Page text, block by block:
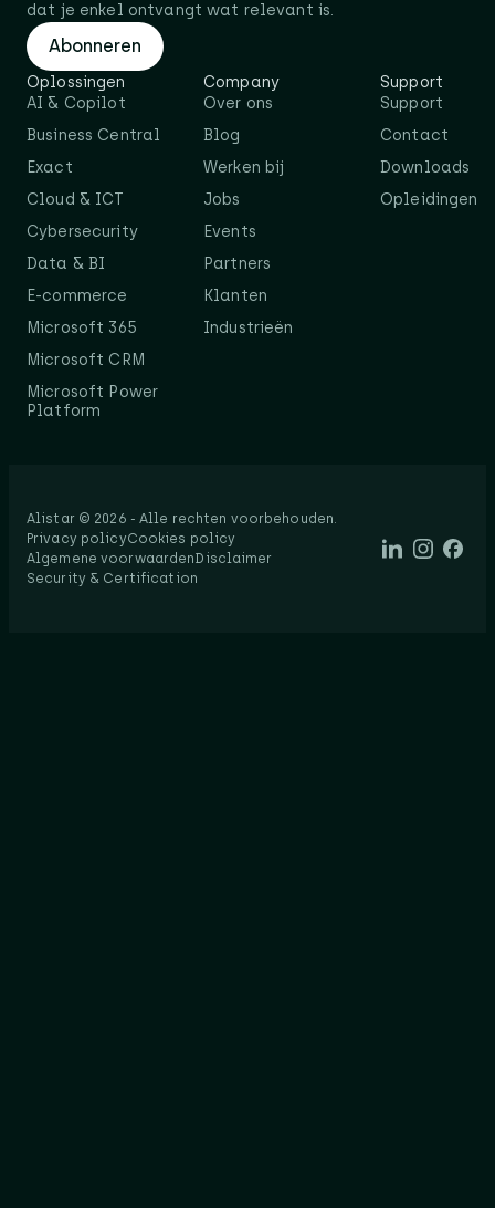
dat je enkel ontvangt wat relevant is.
Abonneren
Oplossingen
AI & Copilot
Business Central
Exact
Cloud & ICT
Cybersecurity
Data & BI
E-commerce
Microsoft 365
Microsoft CRM
Microsoft Power
Platform
Company
Over ons
Blog
Werken bij
Jobs
Events
Partners
Klanten
Industrieën
Support
Support
Contact
Downloads
Opleidingen
Alistar © 2026 - Alle rechten voorbehouden.​
Privacy policyCookies policy
Algemene voorwaardenDisclaimer
Security & Certification